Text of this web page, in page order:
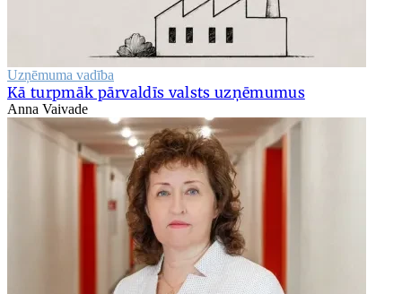
Uzņēmuma vadība
Kā turpmāk pārvaldīs valsts uzņēmumus
Anna Vaivade